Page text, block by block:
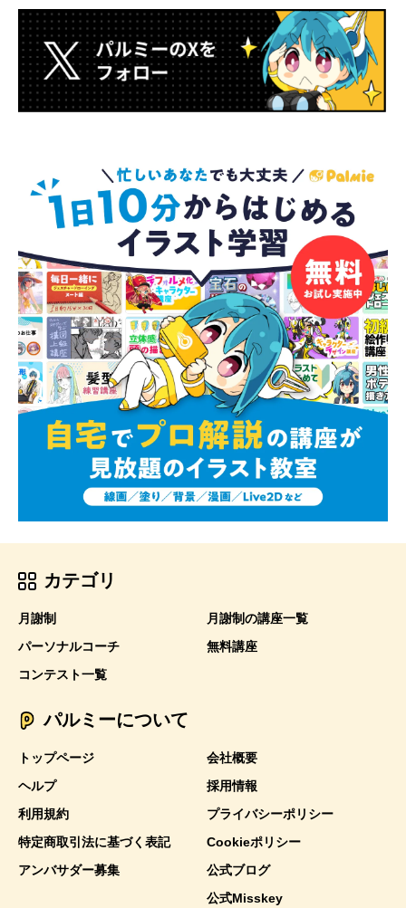
カテゴリ
月謝制
月謝制の講座一覧
パーソナルコーチ
無料講座
コンテスト一覧
パルミーについて
トップページ
会社概要
ヘルプ
採用情報
利用規約
プライバシーポリシー
特定商取引法に基づく表記
Cookieポリシー
アンバサダー募集
公式ブログ
公式Misskey